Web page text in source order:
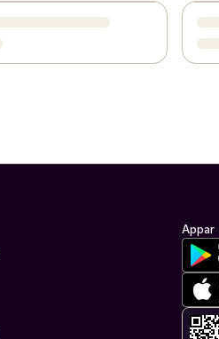
Appar